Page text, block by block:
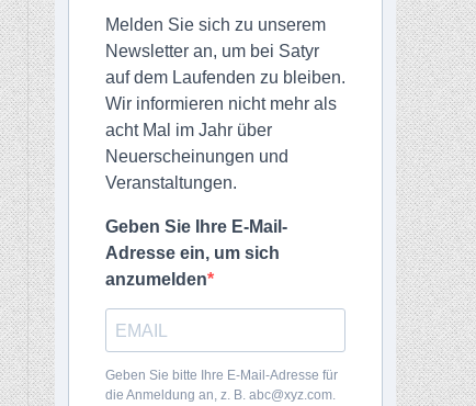
Melden Sie sich zu unserem
Newsletter an, um bei Satyr
auf dem Laufenden zu bleiben.
Wir informieren nicht mehr als
acht Mal im Jahr über
Neuerscheinungen und
Veranstaltungen.
Geben Sie Ihre E-Mail-
Adresse ein, um sich
anzumelden
Geben Sie bitte Ihre E-Mail-Adresse für
die Anmeldung an, z. B. abc@xyz.com.